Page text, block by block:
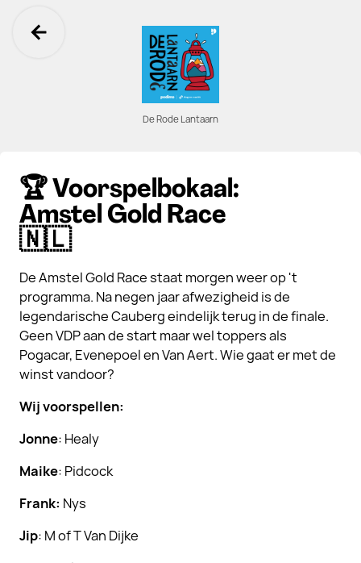
Ga terug
De Rode Lantaarn
🏆 Voorspelbokaal:
Amstel Gold Race
🇳🇱
De Amstel Gold Race staat morgen weer op 't
programma. Na negen jaar afwezigheid is de
legendarische Cauberg eindelijk terug in de finale.
Geen VDP aan de start maar wel toppers als
Pogacar, Evenepoel en Van Aert. Wie gaat er met de
winst vandoor?
Wij voorspellen:
Jonne: Healy
Maike: Pidcock
Frank: Nys
Jip: M of T Van Dijke